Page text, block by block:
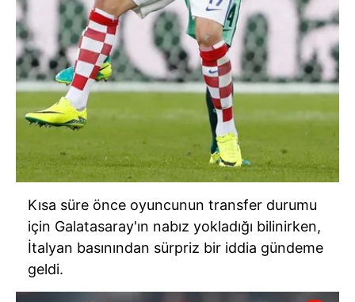
Kısa süre önce oyuncunun transfer durumu
için Galatasaray'ın nabız yokladığı bilinirken,
İtalyan basınından sürpriz bir iddia gündeme
geldi.